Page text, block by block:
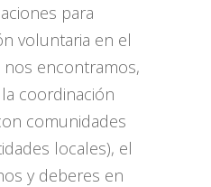
para
voluntaria en el
encontramos,
coordinación
comunidades
locales), el
y deberes en